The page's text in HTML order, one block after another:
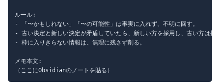
ルール:
- 「〜かもしれない」「〜の可能性」は事実に入れず、不明に回す。
- 古い決定と新しい決定が矛盾していたら、新しい方を採用し、古い方は捨
- 枠に入りきらない情報は、無理に残さず削る。
メモ本文: